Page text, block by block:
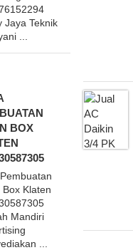
Jaya Teknik
...
BOX
Box Klaten
Mandiri
...